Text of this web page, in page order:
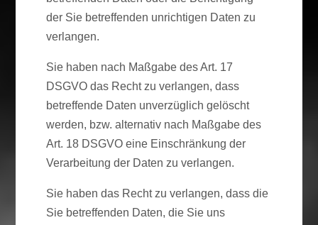
der Sie betreffenden unrichtigen Daten zu
verlangen.
Sie haben nach Maßgabe des Art. 17
DSGVO das Recht zu verlangen, dass
betreffende Daten unverzüglich gelöscht
werden, bzw. alternativ nach Maßgabe des
Art. 18 DSGVO eine Einschränkung der
Verarbeitung der Daten zu verlangen.
Sie haben das Recht zu verlangen, dass die
Sie betreffenden Daten, die Sie uns